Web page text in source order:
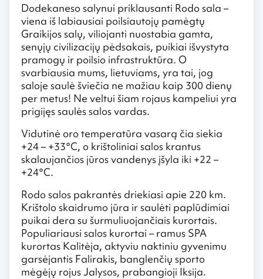
Dodekaneso salynui priklausanti Rodo sala –
viena iš labiausiai poilsiautojų pamėgtų
Graikijos salų, viliojanti nuostabia gamta,
senųjų civilizacijų pėdsakais, puikiai išvystyta
pramogų ir poilsio infrastruktūra. O
svarbiausia mums, lietuviams, yra tai, jog
saloje saulė šviečia ne mažiau kaip 300 dienų
per metus! Ne veltui šiam rojaus kampeliui yra
prigijęs saulės salos vardas.
Vidutinė oro temperatūra vasarą čia siekia
+24 – +33°C, o krištoliniai salos krantus
skalaujančios jūros vandenys įšyla iki +22 –
+24°C.
Rodo salos pakrantės driekiasi apie 220 km.
Krištolo skaidrumo jūra ir saulėti paplūdimiai
puikai dera su šurmuliuojančiais kurortais.
Populiariausi salos kurortai – ramus SPA
kurortas Kalitėja, aktyviu naktiniu gyvenimu
garsėjantis Falirakis, banglenčių sporto
mėgėjų rojus Jalysos, prabangioji Iksija.